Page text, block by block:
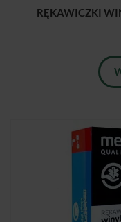
RĘKAWICZKI